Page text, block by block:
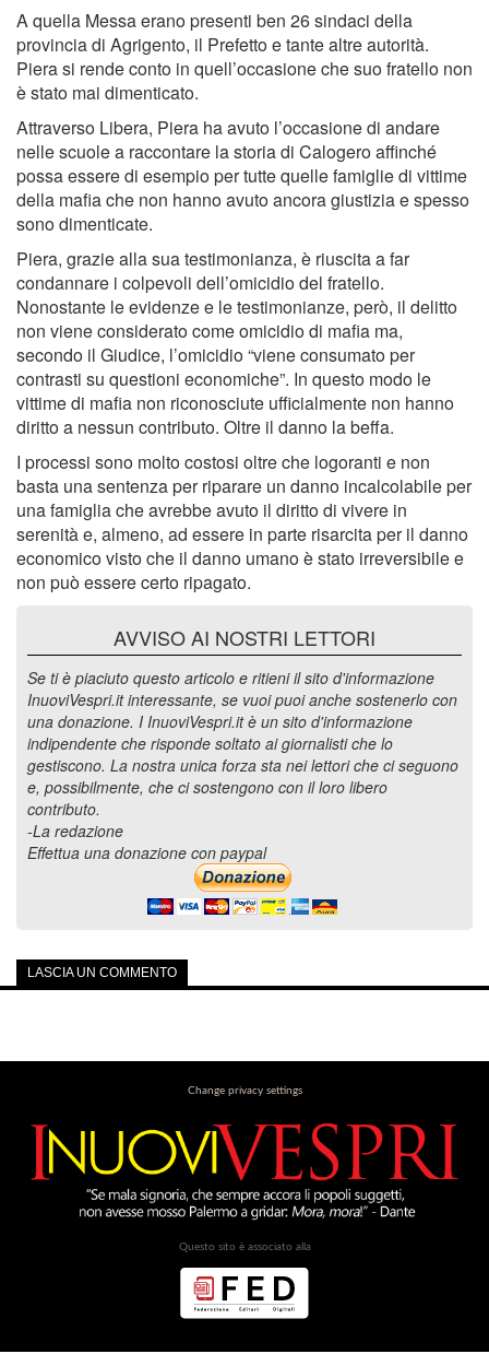
A quella Messa erano presenti ben 26 sindaci della
provincia di Agrigento, il Prefetto e tante altre autorità.
Piera si rende conto in quell’occasione che suo fratello non
è stato mai dimenticato.
Attraverso Libera, Piera ha avuto l’occasione di andare
nelle scuole a raccontare la storia di Calogero affinché
possa essere di esempio per tutte quelle famiglie di vittime
della mafia che non hanno avuto ancora giustizia e spesso
sono dimenticate.
Piera, grazie alla sua testimonianza, è riuscita a far
condannare i colpevoli dell’omicidio del fratello.
Nonostante le evidenze e le testimonianze, però, il delitto
non viene considerato come omicidio di mafia ma,
secondo il Giudice, l’omicidio “viene consumato per
contrasti su questioni economiche”. In questo modo le
vittime di mafia non riconosciute ufficialmente non hanno
diritto a nessun contributo. Oltre il danno la beffa.
I processi sono molto costosi oltre che logoranti e non
basta una sentenza per riparare un danno incalcolabile per
una famiglia che avrebbe avuto il diritto di vivere in
serenità e, almeno, ad essere in parte risarcita per il danno
economico visto che il danno umano è stato irreversibile e
non può essere certo ripagato.
AVVISO AI NOSTRI LETTORI
Se ti è piaciuto questo articolo e ritieni il sito d'informazione
InuoviVespri.it interessante, se vuoi puoi anche sostenerlo con
una donazione. I InuoviVespri.it è un sito d'informazione
indipendente che risponde soltato ai giornalisti che lo
gestiscono. La nostra unica forza sta nei lettori che ci seguono
e, possibilmente, che ci sostengono con il loro libero
contributo.
-La redazione
Effettua una donazione con paypal
LASCIA UN COMMENTO
Change privacy settings
Questo sito è associato alla